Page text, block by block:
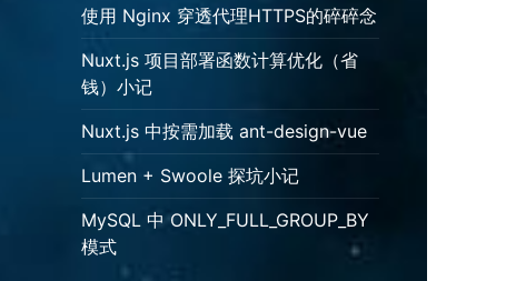
使用 Nginx 穿透代理HTTPS的碎碎念
Nuxt.js 项目部署函数计算优化（省
钱）小记
Nuxt.js 中按需加载 ant-design-vue
Lumen + Swoole 探坑小记
MySQL 中 ONLY_FULL_GROUP_BY
模式